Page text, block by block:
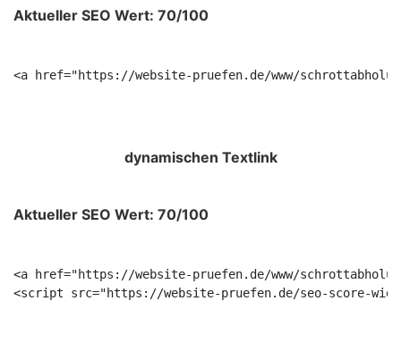
Aktueller SEO Wert: 70/100
<a href="https://website-pruefen.de/www/
dynamischen Textlink
Aktueller SEO Wert: 70/100
<a href="https://website-pruefen.de/www/